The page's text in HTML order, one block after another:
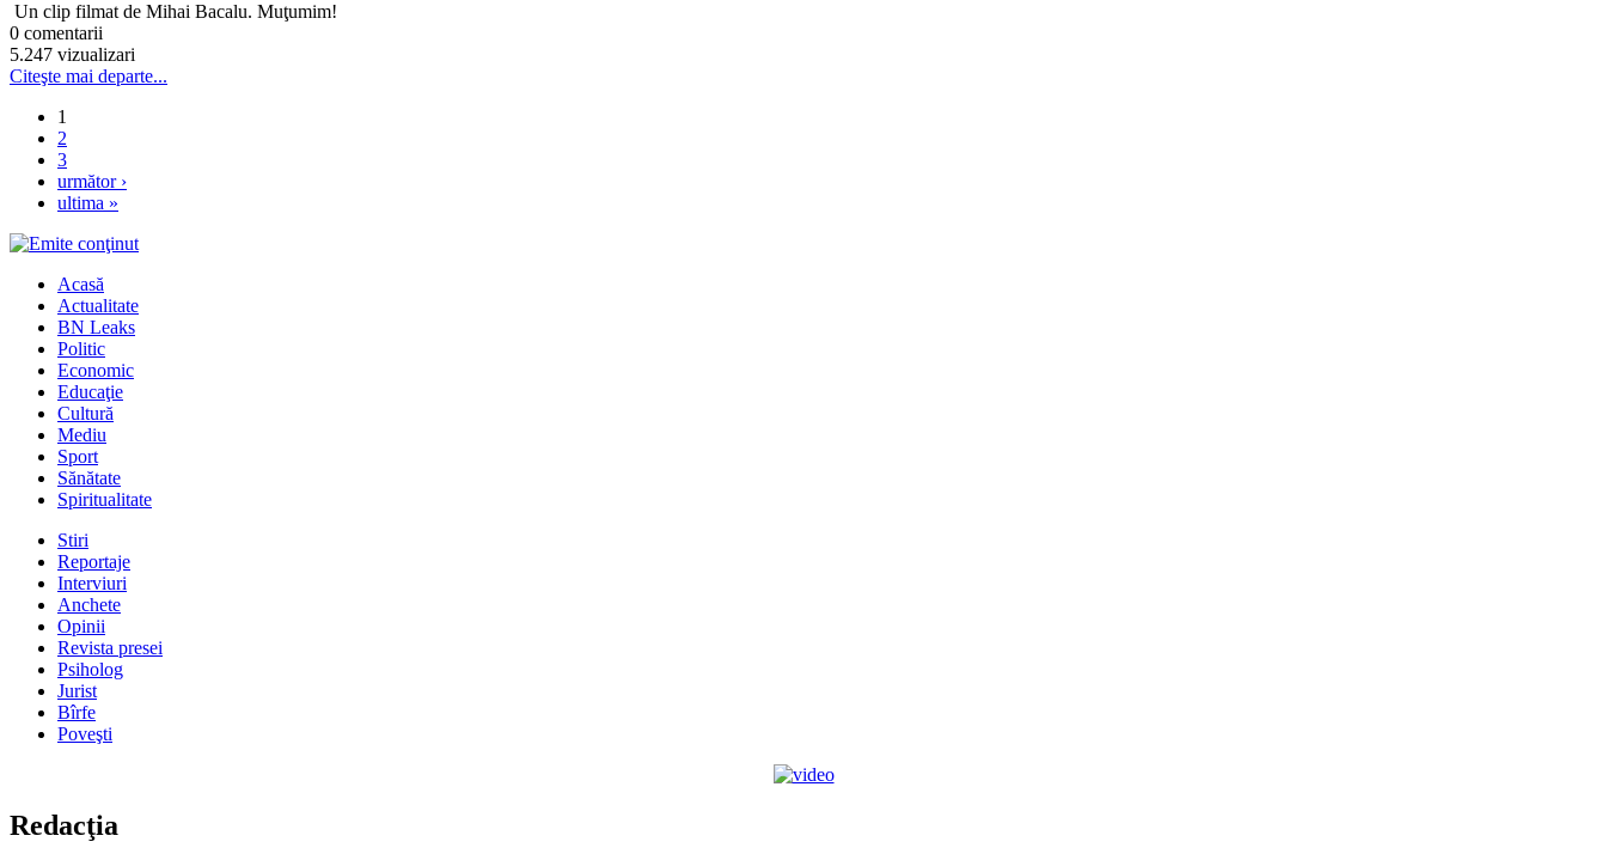
Un clip filmat de Mihai Bacalu. Muţumim!
0 comentarii
5.247 vizualizari
Citeşte mai departe...
1
2
3
următor ›
ultima »
Acasă
Actualitate
BN Leaks
Politic
Economic
Educaţie
Cultură
Mediu
Sport
Sănătate
Spiritualitate
Stiri
Reportaje
Interviuri
Anchete
Opinii
Revista presei
Psiholog
Jurist
Bîrfe
Poveşti
Redacţia